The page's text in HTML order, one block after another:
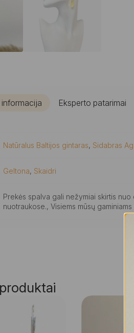
Eksperto patarimai
Natūralus Baltijos gintaras, Sidabras
Geltona, Skaidri
Prekės spalva gali nežymiai skirtis
nuotraukose., Visiems mūsų